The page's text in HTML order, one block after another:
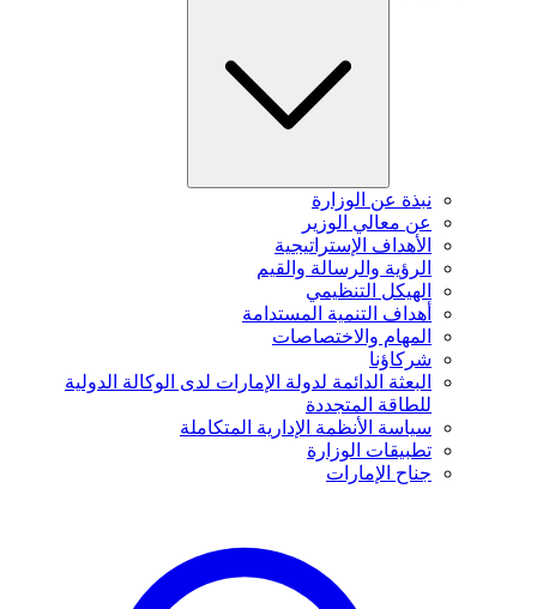
نبذة عن الوزارة
عن معالي الوزير
الأهداف الإستراتيجية
الرؤية والرسالة والقيم
الهيكل التنظيمي
أهداف التنمية المستدامة
المهام والاختصاصات
شركاؤنا
البعثة الدائمة لدولة الإمارات لدى الوكالة الدولية
للطاقة المتجددة
سياسة الأنظمة الإدارية المتكاملة
تطبيقات الوزارة
جناح الإمارات